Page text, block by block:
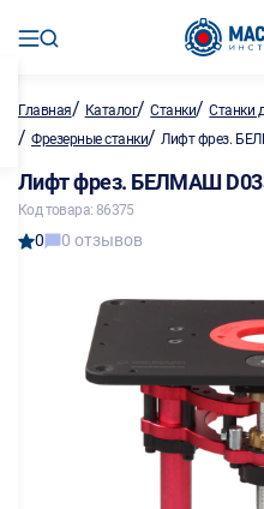
Главная/ Каталог/Станки/Станки
/ Фрезерные станки/Лифт фрез.
Лифт фрез. БЕЛМАШ
Код товара: 86375
0 0 отзывов